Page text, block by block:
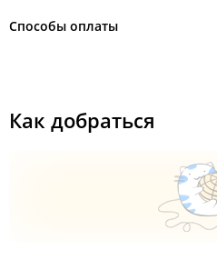
Способы оплаты
Как добраться